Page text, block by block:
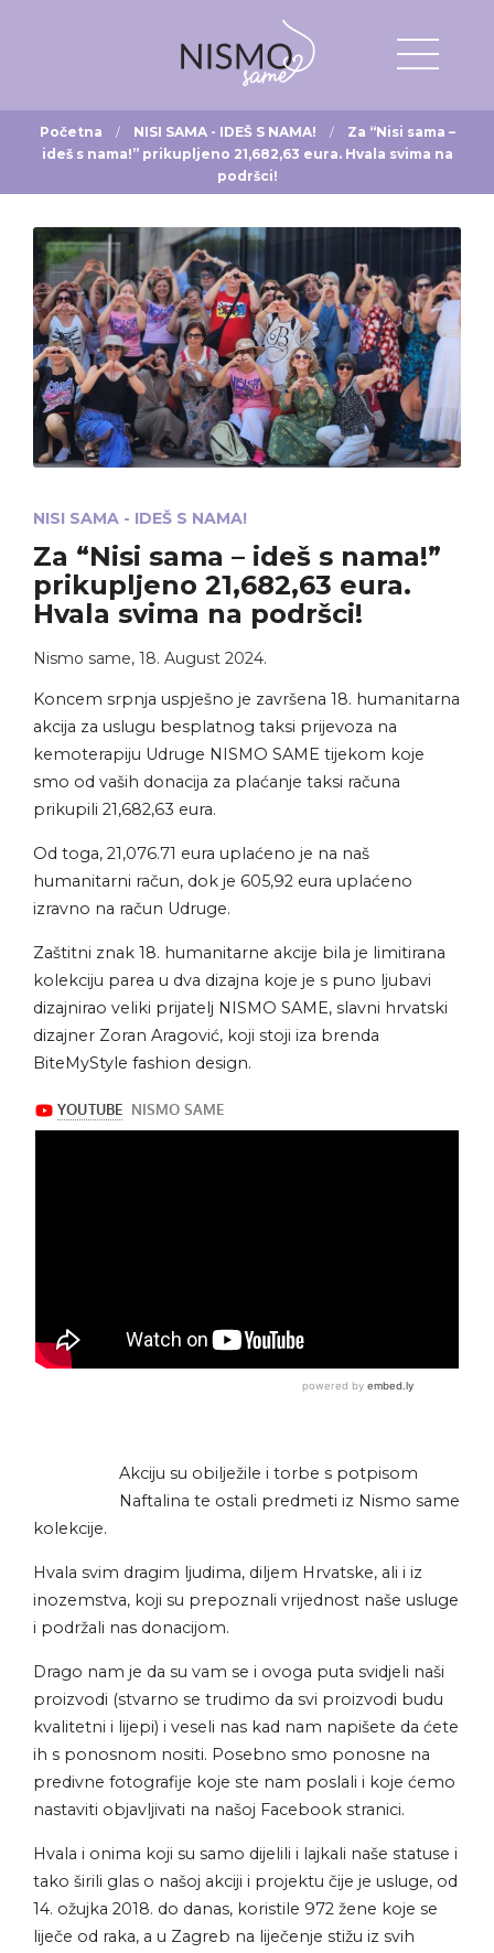
Početna NISI SAMA - IDEŠ S NAMA!
Za “Nisi sama –
ideš s nama!” prikupljeno 21,682,63 eura. Hvala svima na
podršci!
NISI SAMA - IDEŠ S NAMA!
Za “Nisi sama – ideš s nama!”
prikupljeno 21,682,63 eura.
Hvala svima na podršci!
Nismo same, 18. August 2024.
Koncem srpnja uspješno je završena 18. humanitarna
akcija za uslugu besplatnog taksi prijevoza na
kemoterapiju Udruge NISMO SAME tijekom koje
smo od vaših donacija za plaćanje taksi računa
prikupili 21,682,63 eura.
Od toga, 21,076.71 eura uplaćeno je na naš
humanitarni račun, dok je 605,92 eura uplaćeno
izravno na račun Udruge.
Zaštitni znak 18. humanitarne akcije bila je limitirana
kolekciju parea u dva dizajna koje je s puno ljubavi
dizajnirao veliki prijatelj NISMO SAME, slavni hrvatski
dizajner Zoran Aragović, koji stoji iza brenda
BiteMyStyle fashion design.
Akciju su obilježile i torbe s potpisom
Naftalina te ostali predmeti iz Nismo same
kolekcije.
Hvala svim dragim ljudima, diljem Hrvatske, ali i iz
inozemstva, koji su prepoznali vrijednost naše usluge
i podržali nas donacijom.
Drago nam je da su vam se i ovoga puta svidjeli naši
proizvodi (stvarno se trudimo da svi proizvodi budu
kvalitetni i lijepi) i veseli nas kad nam napišete da ćete
ih s ponosnom nositi. Posebno smo ponosne na
predivne fotografije koje ste nam poslali i koje ćemo
nastaviti objavljivati na našoj Facebook stranici.
Hvala i onima koji su samo dijelili i lajkali naše statuse i
tako širili glas o našoj akciji i projektu čije je usluge, od
14. ožujka 2018. do danas, koristile 972 žene koje se
liječe od raka, a u Zagreb na liječenje stižu iz svih